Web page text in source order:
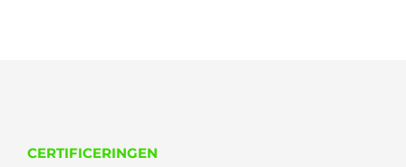
CERTIFICERINGEN